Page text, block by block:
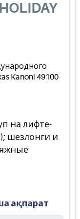
Kanoni 49100
на лифте-
шезлонги и
ақпарат